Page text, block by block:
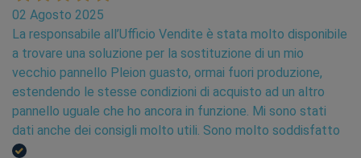
22391 certificata dall'istituto SKZ, dotati di
barriera all'ossigeno EVOH secondo la norma
DIN 4726.
Perché Pleitrust?
Questi tubi per impianto riscaldamento offrono una
posa facile e veloce grazie alla sua leggerezza e
02 Agosto 2025
La responsabile all’Ufficio Vendite è stata molto disponibile
a trovare una soluzione per la sostituzione di un mio
vecchio pannello Pleion guasto, ormai fuori produzione,
estendendo le stesse condizioni di acquisto ad un altro
pannello uguale che ho ancora in funzione. Mi sono stati
dati anche dei consigli molto utili. Sono molto soddisfatto